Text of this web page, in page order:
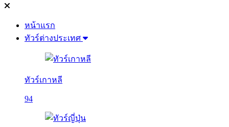
หน้าแรก
ทัวร์ต่างประเทศ
ทัวร์เกาหลี
94